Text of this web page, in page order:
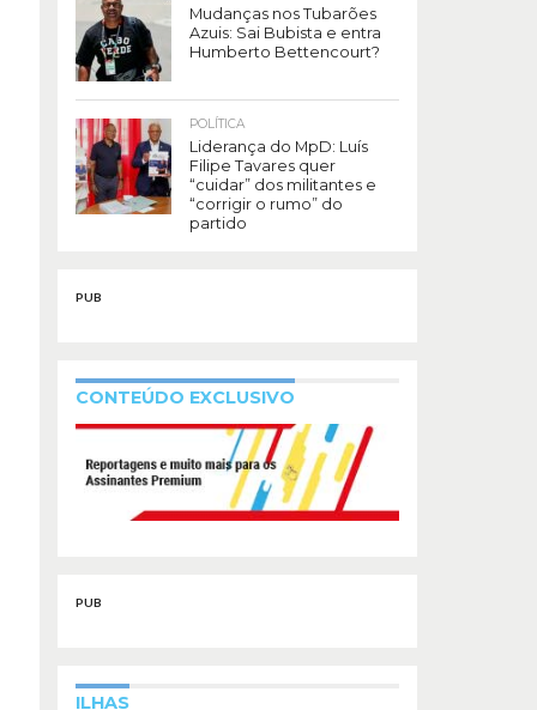
Mudanças nos Tubarões
Azuis: Sai Bubista e entra
Humberto Bettencourt?
POLÍTICA
Liderança do MpD: Luís
Filipe Tavares quer
“cuidar” dos militantes e
“corrigir o rumo” do
partido
PUB
CONTEÚDO EXCLUSIVO
PUB
ILHAS